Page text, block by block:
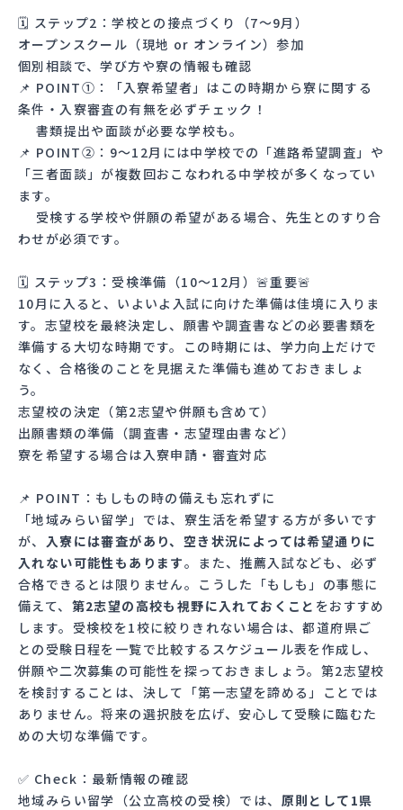
🗓 ステップ2：学校との接点づくり（7〜9月）
オープンスクール（現地 or オンライン）参加
個別相談で、学び方や寮の情報も確認
📌 POINT①：「入寮希望者」はこの時期から寮に関する
条件・入寮審査の有無を必ずチェック！
書類提出や面談が必要な学校も。
📌 POINT②：9〜12月には中学校での「進路希望調査」や
「三者面談」が複数回おこなわれる中学校が多くなってい
ます。
受検する学校や併願の希望がある場合、先生とのすり合
わせが必須です。
🗓 ステップ3：受検準備（10〜12月）🚨重要🚨
10月に入ると、いよいよ入試に向けた準備は佳境に入りま
す。志望校を最終決定し、願書や調査書などの必要書類を
準備する大切な時期です。この時期には、学力向上だけで
なく、合格後のことを見据えた準備も進めておきましょ
う。
志望校の決定（第2志望や併願も含めて）
出願書類の準備（調査書・志望理由書など）
寮を希望する場合は入寮申請・審査対応
📌 POINT：もしもの時の備えも忘れずに
「地域みらい留学」では、寮生活を希望する方が多いです
が、
入寮には審査があり、空き状況によっては希望通りに
入れない可能性もあります。また、推薦入試なども、必ず
合格できるとは限りません。こうした「もしも」の事態に
備えて、 第2志望の高校も視野に入れておくこと をおすすめ
します。受検校を1校に絞りきれない場合は、都道府県ご
との受験日程を一覧で比較するスケジュール表を作成し、
併願や二次募集の可能性を探っておきましょう。第2志望校
を検討することは、決して「第一志望を諦める」ことでは
ありません。将来の選択肢を広げ、安心して受験に臨むた
めの大切な準備です。
✅ Check：最新情報の確認
地域みらい留学（公立高校の受検）では、 原則として1県